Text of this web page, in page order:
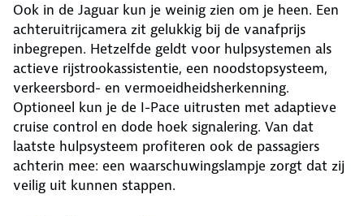
Ook in de Jaguar kun je weinig zien om je heen. Een
achteruitrijcamera zit gelukkig bij de vanafprijs
inbegrepen. Hetzelfde geldt voor hulpsystemen als
actieve rijstrookassistentie, een noodstopsysteem,
verkeersbord- en vermoeidheidsherkenning.
Optioneel kun je de I-Pace uitrusten met adaptieve
cruise control en dode hoek signalering. Van dat
laatste hulpsysteem profiteren ook de passagiers
achterin mee: een waarschuwingslampje zorgt dat zij
veilig uit kunnen stappen.